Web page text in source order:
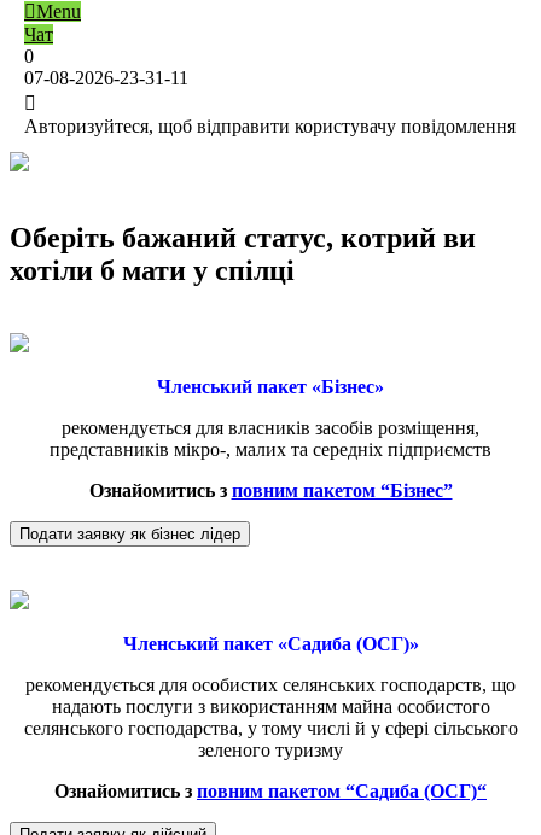
Menu
Чат
0
07-08-2026-23-31-11
Авторизуйтеся, щоб відправити користувачу повідомлення
Оберіть бажаний статус, котрий ви
хотіли б мати у спілці
Членський пакет «Бізнес»
рекомендується для власників засобів розміщення,
представників мікро-, малих та середніх підприємств
Ознайомитись з повним пакетом “Бізнес”
Подати заявку як бізнес лідер
Членський пакет «Садиба (ОСГ)»
рекомендується для особистих селянських господарств, що
надають послуги з використанням майна особистого
селянського господарства, у тому числі й у сфері сільського
зеленого туризму
Ознайомитись з повним пакетом “Садиба (ОСГ)“